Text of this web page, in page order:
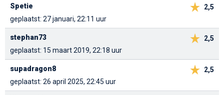
2,5
Spetie
geplaatst: 27 januari, 22:11 uur
2,5
stephan73
geplaatst: 15 maart 2019, 22:18 uur
2,5
supadragon8
geplaatst: 26 april 2025, 22:45 uur